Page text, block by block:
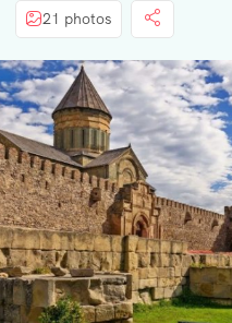
21 photos